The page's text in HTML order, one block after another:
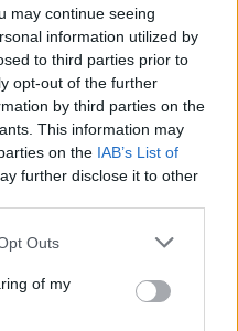
may continue seeing
information utilized by
to third parties prior to
opt-out of the further
by third parties on the
This information may
on the IAB’s List of
further disclose it to other
Outs
of my
PSV-spelers op het
PSV eruit richting
Waarom Bayern